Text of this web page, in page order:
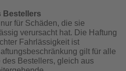
Bestellers
für Schäden, die sie
verursacht hat. Die Haftung
Fahrlässigkeit ist
gilt für alle
Bestellers, gleich aus